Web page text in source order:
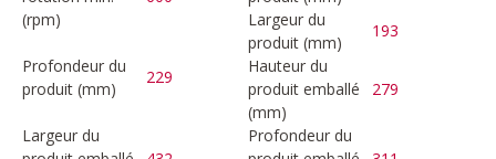
(rpm)
Largeur du
produit (mm)
193
Profondeur du
produit (mm)
229
Hauteur du
produit emballé
(mm)
279
Largeur du
Profondeur du